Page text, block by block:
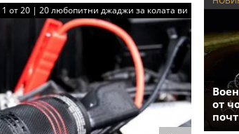
1 от 20 | 20 любопитни джаджи за колата ви
от